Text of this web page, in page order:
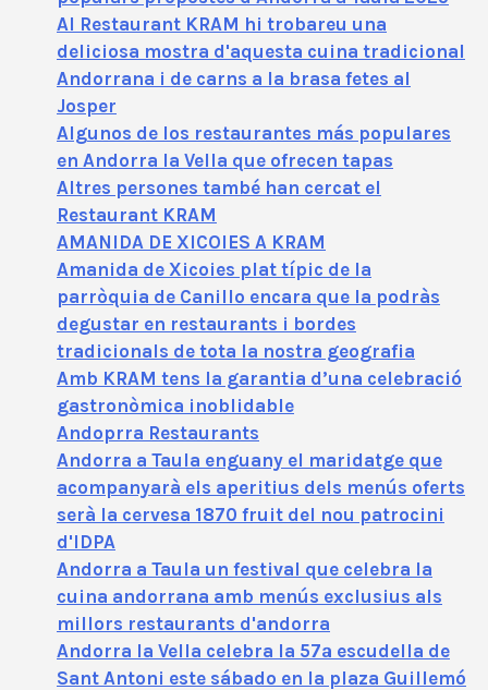
Al Restaurant KRAM hi trobareu una
deliciosa mostra d'aquesta cuina tradicional
Andorrana i de carns a la brasa fetes al
Josper
Algunos de los restaurantes más populares
en Andorra la Vella que ofrecen tapas
Altres persones també han cercat el
Restaurant KRAM
AMANIDA DE XICOIES A KRAM
Amanida de Xicoies plat típic de la
parròquia de Canillo encara que la podràs
degustar en restaurants i bordes
tradicionals de tota la nostra geografia
Amb KRAM tens la garantia d’una celebració
gastronòmica inoblidable
Andoprra Restaurants
Andorra a Taula enguany el maridatge que
acompanyarà els aperitius dels menús oferts
serà la cervesa 1870 fruit del nou patrocini
d'IDPA
Andorra a Taula un festival que celebra la
cuina andorrana amb menús exclusius als
millors restaurants d'andorra
Andorra la Vella celebra la 57ª escudella de
Sant Antoni este sábado en la plaza Guillemó